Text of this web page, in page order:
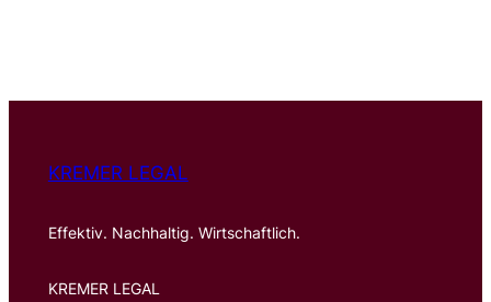
n
KREMER LEGAL
Effektiv. Nachhaltig. Wirtschaftlich.
KREMER LEGAL